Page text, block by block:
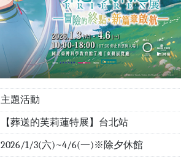
主題活動
【葬送的芙莉蓮特展】台北站
2026/1/3(六)~4/6(一)※除夕休館